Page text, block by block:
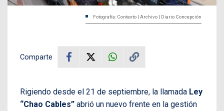
Fotografía: Contexto | Archivo | Diario Concepción
Comparte
Rigiendo desde el 21 de septiembre, la llamada Ley
“Chao Cables” abrió un nuevo frente en la gestión